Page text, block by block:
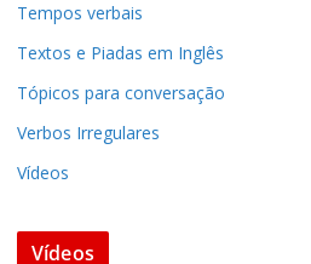
Tempos verbais
Textos e Piadas em Inglês
Tópicos para conversação
Verbos Irregulares
Vídeos
Vídeos